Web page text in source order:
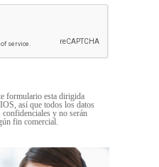
formulario esta dirigida
así que todos los datos
y no serán
fin comercial.